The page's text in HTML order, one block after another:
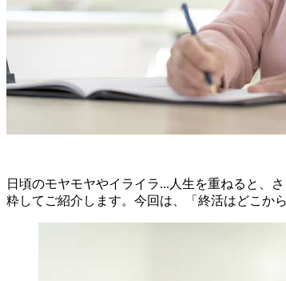
日頃のモヤモヤやイライラ...人生を重ねると、
粋してご紹介します。今回は、「終活はどこか